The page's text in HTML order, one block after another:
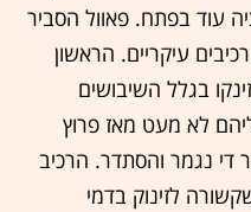
עוד בפתח. פאוול הסביר
שבראיית הפד, לאינפלציה יש 3 רכיבים עיקריים. הראשון
בגלל השיבושים
לא מעט מאז פרוץ
די נגמר והסתדר. הרכיב
לזינוק בדמי